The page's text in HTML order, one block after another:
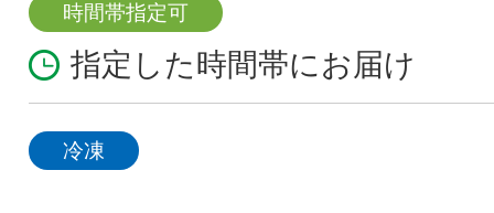
時間帯指定可
指定した時間帯にお届け
冷凍